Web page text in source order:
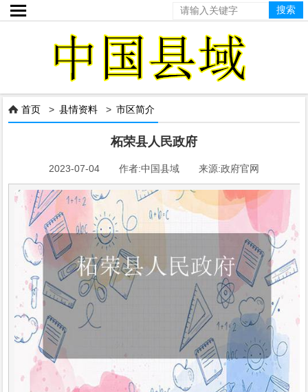

 首页 >县情资料 >市区简介
柘荣县人民政府
2023-07-04 作者:中国县域 来源:政府官网